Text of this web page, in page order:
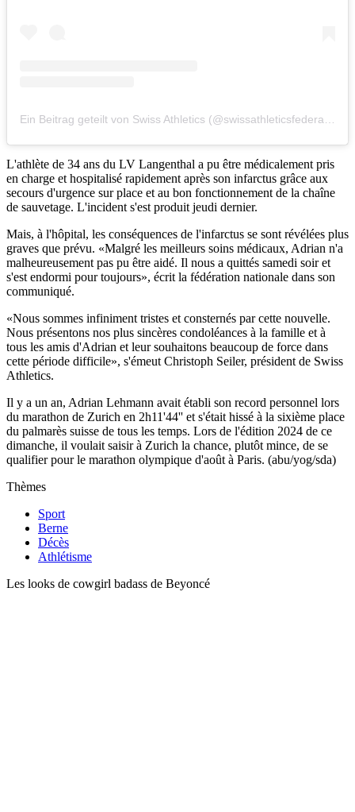
L'athlète de 34 ans du LV Langenthal a pu être médicalement pris
en charge et hospitalisé rapidement après son infarctus grâce aux
secours d'urgence sur place et au bon fonctionnement de la chaîne
de sauvetage. L'incident s'est produit jeudi dernier.
Mais, à l'hôpital, les conséquences de l'infarctus se sont révélées plus
graves que prévu. «Malgré les meilleurs soins médicaux, Adrian n'a
malheureusement pas pu être aidé. Il nous a quittés samedi soir et
s'est endormi pour toujours», écrit la fédération nationale dans son
communiqué.
«Nous sommes infiniment tristes et consternés par cette nouvelle.
Nous présentons nos plus sincères condoléances à la famille et à
tous les amis d'Adrian et leur souhaitons beaucoup de force dans
cette période difficile», s'émeut Christoph Seiler, président de Swiss
Athletics.
Il y a un an, Adrian Lehmann avait établi son record personnel lors
du marathon de Zurich en 2h11'44'' et s'était hissé à la sixième place
du palmarès suisse de tous les temps. Lors de l'édition 2024 de ce
dimanche, il voulait saisir à Zurich la chance, plutôt mince, de se
qualifier pour le marathon olympique d'août à Paris. (abu/yog/sda)
Thèmes
Sport
Berne
Décès
Athlétisme
Les looks de cowgirl badass de Beyoncé